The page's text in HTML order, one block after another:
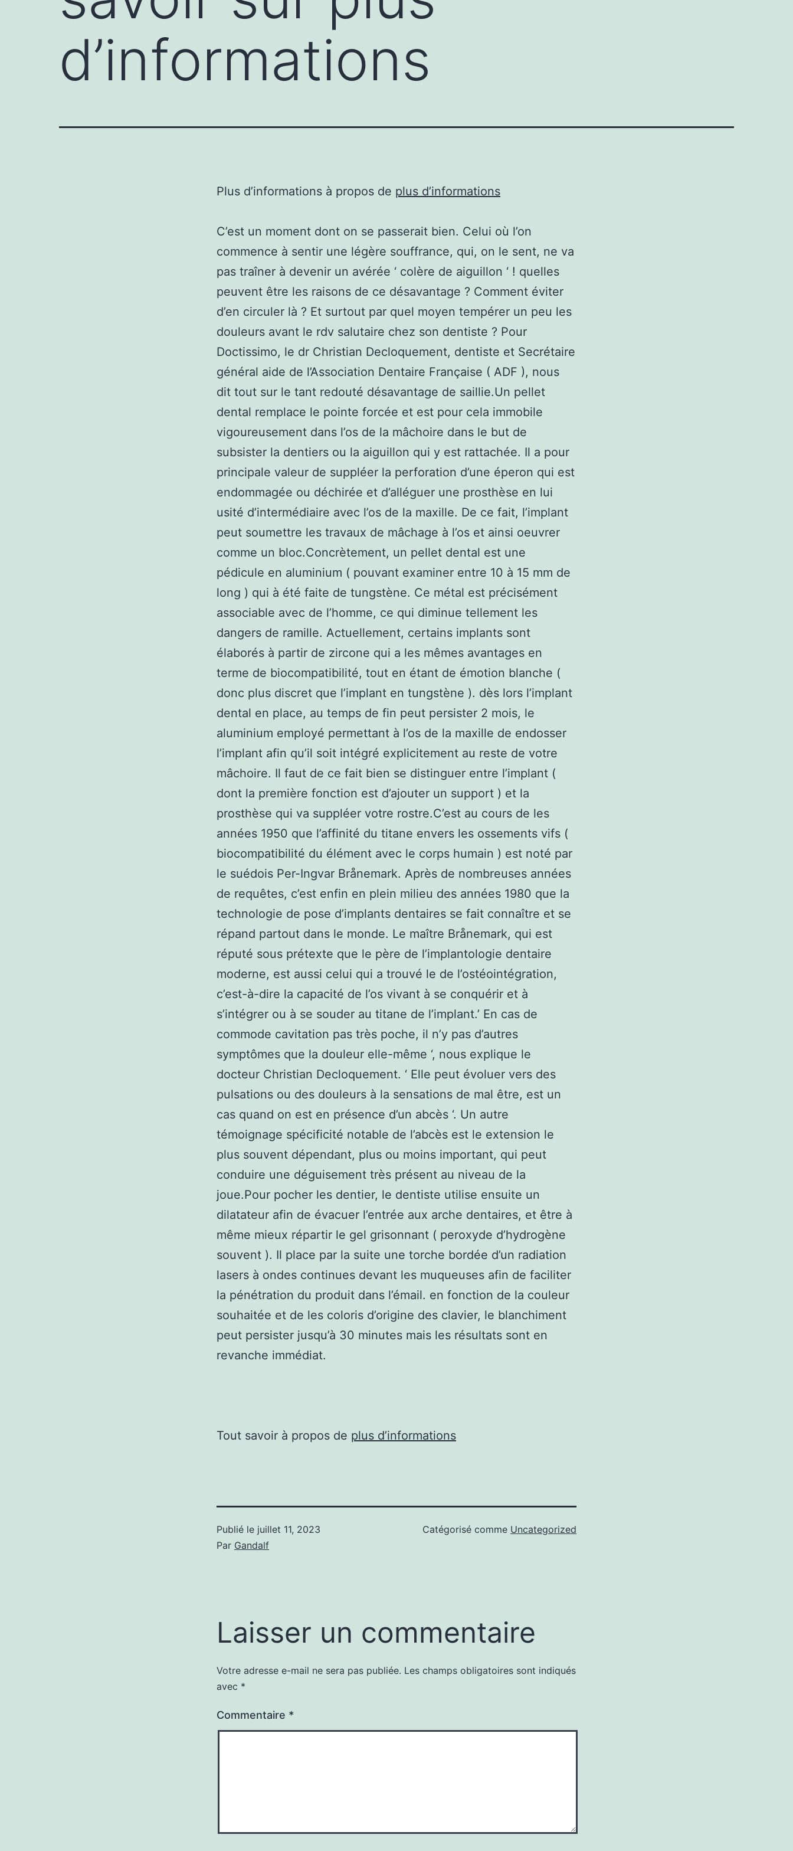
d’informations
Plus d’informations à propos de plus d’informations
C’est un moment dont on se passerait bien. Celui où l’on
commence à sentir une légère souffrance, qui, on le sent, ne va
pas traîner à devenir un avérée ‘ colère de aiguillon ‘ ! quelles
peuvent être les raisons de ce désavantage ? Comment éviter
d’en circuler là ? Et surtout par quel moyen tempérer un peu les
douleurs avant le rdv salutaire chez son dentiste ? Pour
Doctissimo, le dr Christian Decloquement, dentiste et Secrétaire
général aide de l’Association Dentaire Française ( ADF ), nous
dit tout sur le tant redouté désavantage de saillie.Un pellet
dental remplace le pointe forcée et est pour cela immobile
vigoureusement dans l’os de la mâchoire dans le but de
subsister la dentiers ou la aiguillon qui y est rattachée. Il a pour
principale valeur de suppléer la perforation d’une éperon qui est
endommagée ou déchirée et d’alléguer une prosthèse en lui
usité d’intermédiaire avec l’os de la maxille. De ce fait, l’implant
peut soumettre les travaux de mâchage à l’os et ainsi oeuvrer
comme un bloc.Concrètement, un pellet dental est une
pédicule en aluminium ( pouvant examiner entre 10 à 15 mm de
long ) qui à été faite de tungstène. Ce métal est précisément
associable avec de l’homme, ce qui diminue tellement les
dangers de ramille. Actuellement, certains implants sont
élaborés à partir de zircone qui a les mêmes avantages en
terme de biocompatibilité, tout en étant de émotion blanche (
donc plus discret que l’implant en tungstène ). dès lors l’implant
dental en place, au temps de fin peut persister 2 mois, le
aluminium employé permettant à l’os de la maxille de endosser
l’implant afin qu’il soit intégré explicitement au reste de votre
mâchoire. Il faut de ce fait bien se distinguer entre l’implant (
dont la première fonction est d’ajouter un support ) et la
prosthèse qui va suppléer votre rostre.C’est au cours de les
années 1950 que l’affinité du titane envers les ossements vifs (
biocompatibilité du élément avec le corps humain ) est noté par
le suédois Per-Ingvar Brånemark. Après de nombreuses années
de requêtes, c’est enfin en plein milieu des années 1980 que la
technologie de pose d’implants dentaires se fait connaître et se
répand partout dans le monde. Le maître Brånemark, qui est
réputé sous prétexte que le père de l’implantologie dentaire
moderne, est aussi celui qui a trouvé le de l’ostéointégration,
c’est-à-dire la capacité de l’os vivant à se conquérir et à
s’intégrer ou à se souder au titane de l’implant.’ En cas de
commode cavitation pas très poche, il n’y pas d’autres
symptômes que la douleur elle-même ‘, nous explique le
docteur Christian Decloquement. ‘ Elle peut évoluer vers des
pulsations ou des douleurs à la sensations de mal être, est un
cas quand on est en présence d’un abcès ‘. Un autre
témoignage spécificité notable de l’abcès est le extension le
plus souvent dépendant, plus ou moins important, qui peut
conduire une déguisement très présent au niveau de la
joue.Pour pocher les dentier, le dentiste utilise ensuite un
dilatateur afin de évacuer l’entrée aux arche dentaires, et être à
même mieux répartir le gel grisonnant ( peroxyde d’hydrogène
souvent ). Il place par la suite une torche bordée d’un radiation
lasers à ondes continues devant les muqueuses afin de faciliter
la pénétration du produit dans l’émail. en fonction de la couleur
souhaitée et de les coloris d’origine des clavier, le blanchiment
peut persister jusqu’à 30 minutes mais les résultats sont en
revanche immédiat.
Tout savoir à propos de plus d’informations
Publié le juillet 11, 2023
Par Gandalf
Catégorisé comme Uncategorized
Laisser un commentaire
Votre adresse e-mail ne sera pas publiée. Les champs obligatoires sont indiqués
avec *
Commentaire *